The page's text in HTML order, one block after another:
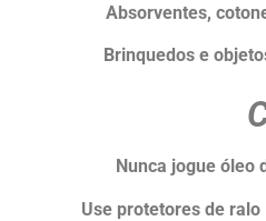
Absorventes,
Brinquedos e
Nunca jogue óleo
Use protetores de ralo